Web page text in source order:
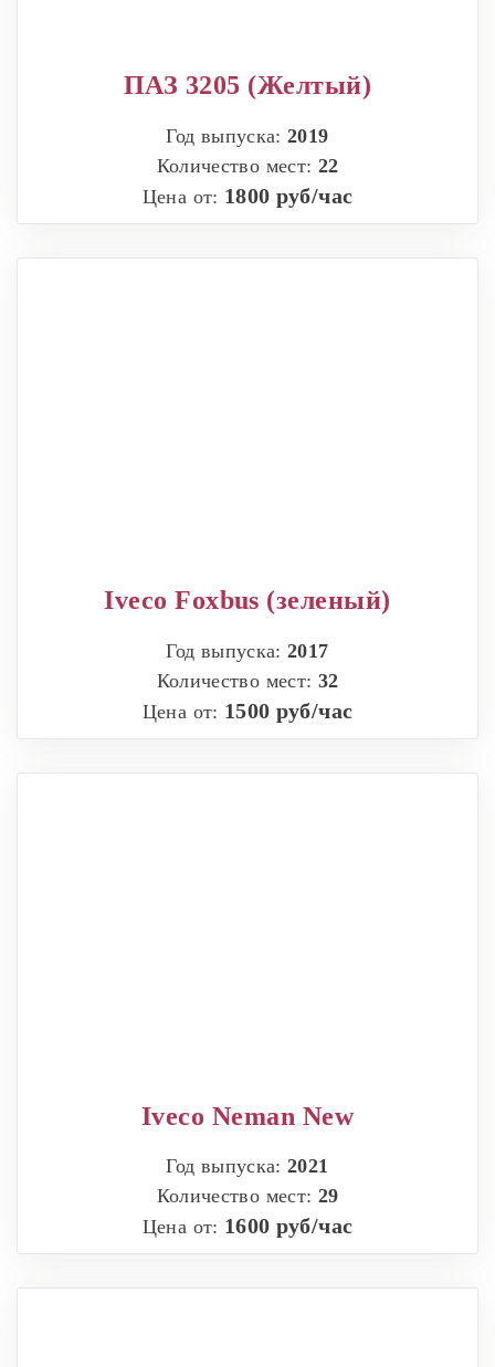
ПАЗ 3205 (Желтый)
Год выпуска:2019
Количество мест: 22
Цена от: 1800 руб/час
Iveco Foxbus (зеленый)
Год выпуска:2017
Количество мест: 32
Цена от: 1500 руб/час
Iveco Neman New
Год выпуска:2021
Количество мест: 29
Цена от: 1600 руб/час